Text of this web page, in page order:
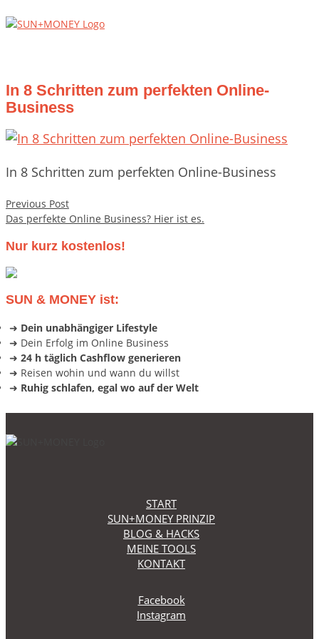
to
Home
In 8 Schritten zum perfekten Online-
Business
In 8 Schritten zum perfekten Online-Business
Beitragsnavigation
Previous Post
Das perfekte Online Business? Hier ist es.
Nur kurz kostenlos!
SUN & MONEY ist:
➜ Dein unabhängiger Lifestyle
➜ Dein Erfolg im Online Business
➜ 24 h täglich Cashflow generieren
➜ Reisen wohin und wann du willst
➜ Ruhig schlafen, egal wo auf der Welt
START
SUN+MONEY PRINZIP
BLOG & HACKS
MEINE TOOLS
KONTAKT
Facebook
Instagram